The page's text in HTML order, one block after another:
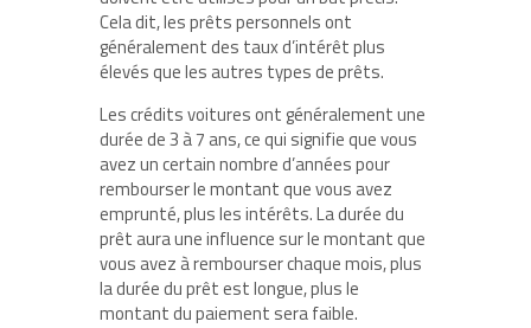
Cela dit, les prêts personnels ont
généralement des taux d’intérêt plus
élevés que les autres types de prêts.
Les crédits voitures ont généralement une
durée de 3 à 7 ans, ce qui signifie que vous
avez un certain nombre d’années pour
rembourser le montant que vous avez
emprunté, plus les intérêts. La durée du
prêt aura une influence sur le montant que
vous avez à rembourser chaque mois, plus
la durée du prêt est longue, plus le
montant du paiement sera faible.